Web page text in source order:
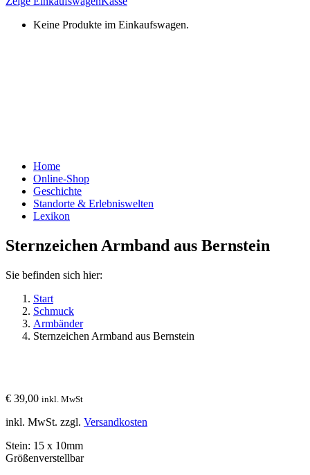
Keine Produkte im Einkaufswagen.
Home
Online-Shop
Geschichte
Standorte & Erlebniswelten
Lexikon
Sternzeichen Armband aus Bernstein
Sie befinden sich hier:
Start
Schmuck
Armbänder
Sternzeichen Armband aus Bernstein
€ 39,00 inkl. MwSt
inkl. MwSt. zzgl. Versandkosten
Stein: 15 x 10mm
Größenverstellbar